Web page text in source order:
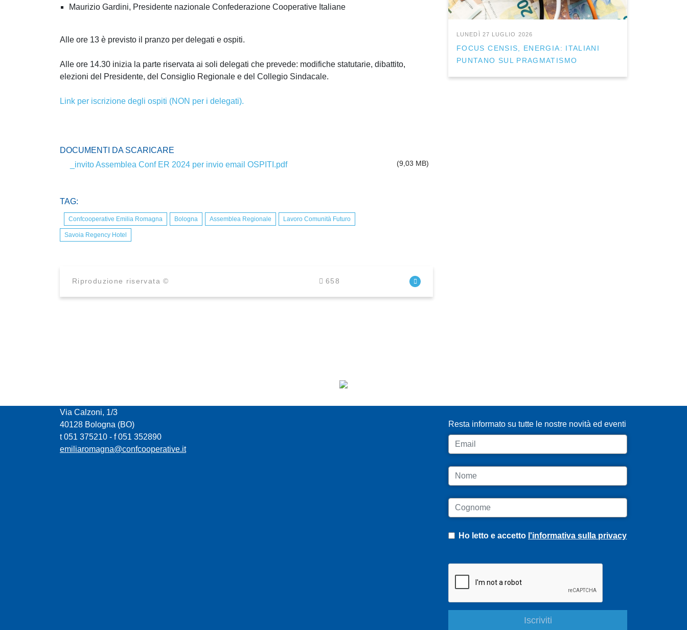
Maurizio Gardini, Presidente nazionale Confederazione Cooperative Italiane
Alle ore 13 è previsto il pranzo per delegati e ospiti.
Alle ore 14.30 inizia la parte riservata ai soli delegati che prevede: modifiche statutarie, dibattito,
elezioni del Presidente, del Consiglio Regionale e del Collegio Sindacale.
Link per iscrizione degli ospiti (NON per i delegati).
DOCUMENTI DA SCARICARE
_invito Assemblea Conf ER 2024 per invio email OSPITI.pdf
(9,03 MB)
TAG:
Confcooperative Emilia Romagna Bologna Assemblea Regionale Lavoro Comunità Futuro
Savoia Regency Hotel
Riproduzione riservata © 658
LUNEDÌ 27 LUGLIO 2026
FOCUS CENSIS, ENERGIA: ITALIANI
PUNTANO SUL PRAGMATISMO
Resta informato su tutte le nostre novità ed eventi
Email
Nome
Cognome
Ho letto e accetto l'informativa sulla privacy
Via Calzoni, 1/3
40128 Bologna (BO)
t 051 375210 - f 051 352890
emiliaromagna@confcooperative.it